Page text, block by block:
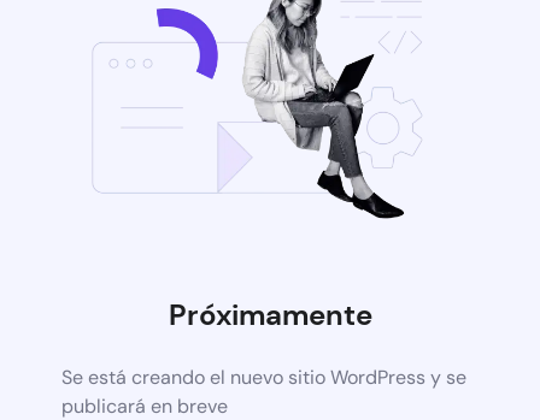
Próximamente
Se está creando el nuevo sitio WordPress y se
publicará en breve